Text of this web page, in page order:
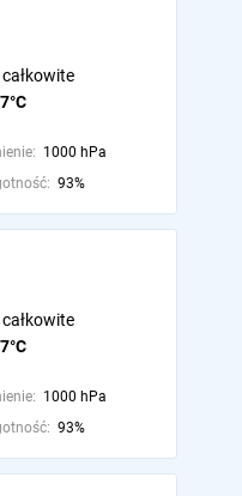
1000 hPa
93%
1000 hPa
93%